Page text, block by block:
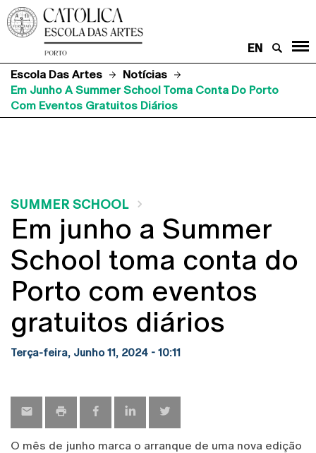
EN
Escola Das Artes
Notícias
Em Junho A Summer School Toma Conta Do Porto
Com Eventos Gratuitos Diários
SUMMER SCHOOL
Em junho a Summer
School toma conta do
Porto com eventos
gratuitos diários
Terça-feira, Junho 11, 2024 - 10:11
O mês de junho marca o arranque de uma nova edição